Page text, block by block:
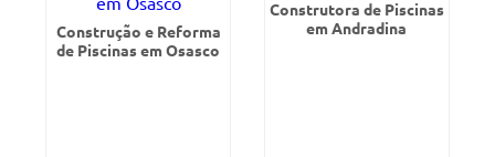
Construção e Reforma
de Piscinas em Osasco
Construtora de Piscinas
em Andradina